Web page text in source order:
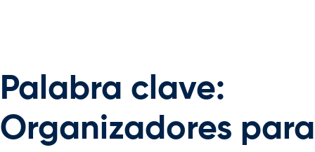
Palabra clave:
Organizadores para